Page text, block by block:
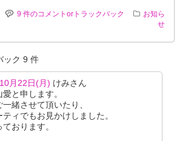
9 件のコメントorトラックバック
お知ら
せ
ック 9 件
月22日(月) けみさん
と申します。
緒させて頂いたり、
ィでもお見かけしました。
おります。